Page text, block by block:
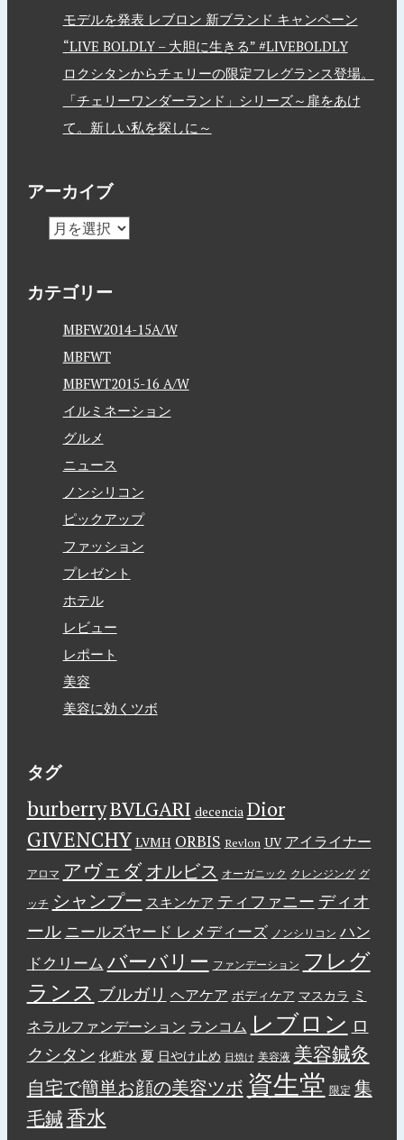
モデルを発表 レブロン 新ブランド キャンペーン
“LIVE BOLDLY – 大胆に生きる” #LIVEBOLDLY
ロクシタンからチェリーの限定フレグランス登場。
「チェリーワンダーランド」シリーズ～扉をあけ
て。新しい私を探しに～
アーカイブ
カテゴリー
MBFW2014-15A/W
MBFWT
MBFWT2015-16 A/W
イルミネーション
グルメ
ニュース
ノンシリコン
ピックアップ
ファッション
プレゼント
ホテル
レビュー
レポート
美容
美容に効くツボ
タグ
burberryBVLGARI decencia Dior
GIVENCHY LVMH ORBIS Revlon UV アイライナー
アロマ アヴェダ オルビス オーガニック クレンジング グ
ッチ シャンプー スキンケア ティファニー ディオ
ール ニールズヤード レメディーズ ノンシリコン ハン
ドクリーム バーバリー ファンデーション フレグ
ランス ブルガリ ヘアケア ボディケア マスカラ ミ
ネラルファンデーション ランコム レブロン ロ
クシタン 化粧水 夏 日やけ止め 日焼け 美容液 美容鍼灸
自宅で簡単お顔の美容ツボ 資生堂 限定 集
毛鍼香水